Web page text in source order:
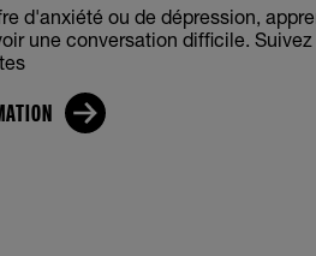
d'anxiété ou de dépression,
une conversation difficile.